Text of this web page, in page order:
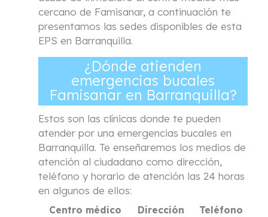
cercano de Famisanar, a continuación te
presentamos las sedes disponibles de esta
EPS en Barranquilla.
¿Dónde atienden
emergencias bucales
Famisanar en Barranquilla?
Estos son las clínicas donde te pueden
atender por una emergencias bucales en
Barranquilla. Te enseñaremos los medios de
atención al ciudadano como dirección,
teléfono y horario de atención las 24 horas
en algunos de ellos:
Centro médico Dirección Teléfono